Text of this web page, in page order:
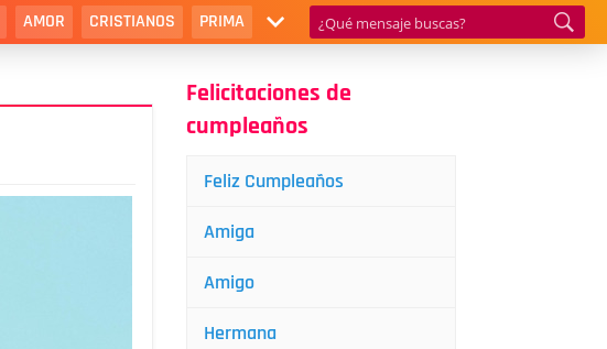
AMOR CRISTIANOS PRIMA
Felicitaciones de
cumpleaños
Feliz Cumpleaños
Amiga
Amigo
Hermana